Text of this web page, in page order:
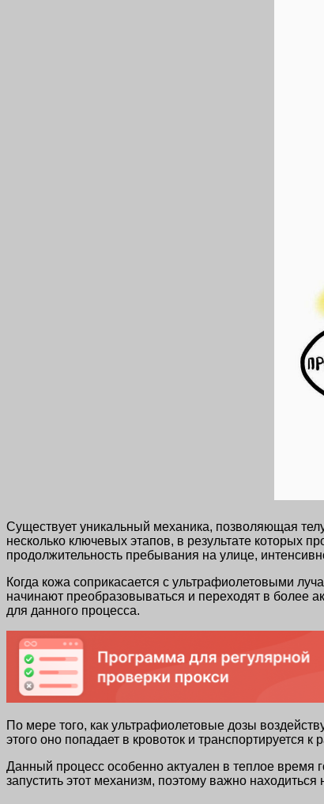
Существует уникальный механика, позволяющая
несколько ключевых этапов, в результате которых
продолжительность пребывания на улице,
Когда кожа соприкасается с ультрафиолетовыми
начинают преобразовываться и переходят в более
для данного процесса.
По мере того, как ультрафиолетовые дозы
этого оно попадает в кровоток и транспортируется
Данный процесс особенно актуален в теплое время
запустить этот механизм, поэтому важно